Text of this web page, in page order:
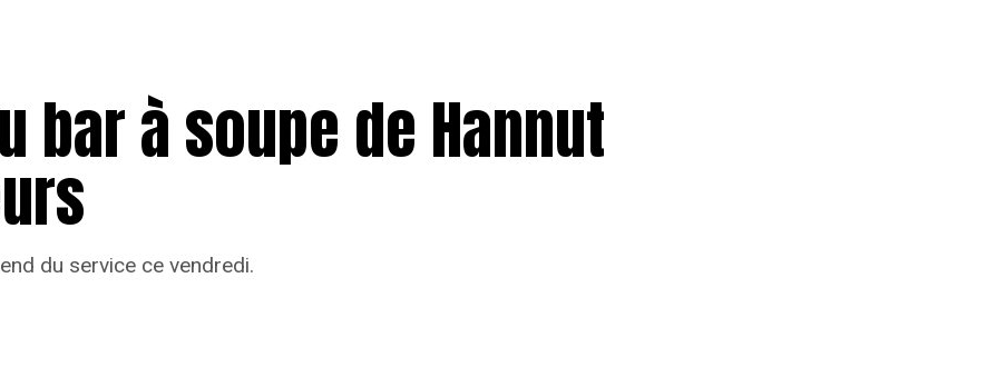
bar à soupe de Hannut
du service ce vendredi.